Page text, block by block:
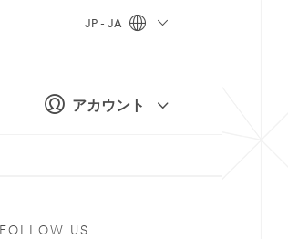
アカウント
JP - JA
FOLLOW US